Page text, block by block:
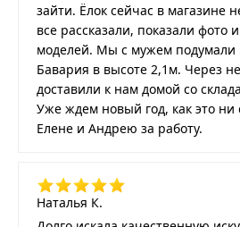
зайти. Ёлок сейчас в магазине
все рассказали, показали фото
моделей. Мы с мужем подумали
Бавария в высоте 2,1м. Через
доставили к нам домой со
Уже ждем новый год, как это ни
Елене и Андрею за работу.
Наталья К.